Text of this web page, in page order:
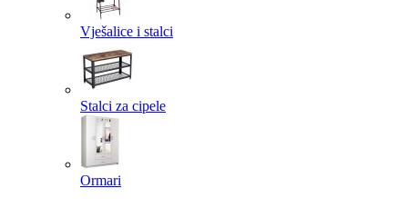
Vješalice i stalci
Stalci za cipele
Ormari